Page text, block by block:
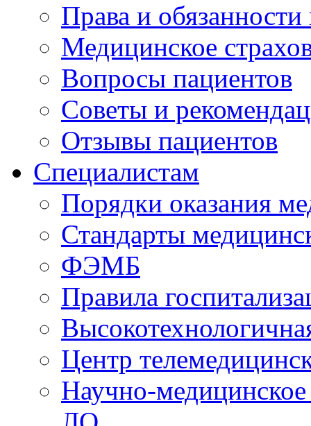
Права и
Медицинское
Вопросы пациентов
Советы и
Отзывы пациентов
Специалистам
Порядки оказания
Стандарты
ФЭМБ
Правила
Центр
Научно-